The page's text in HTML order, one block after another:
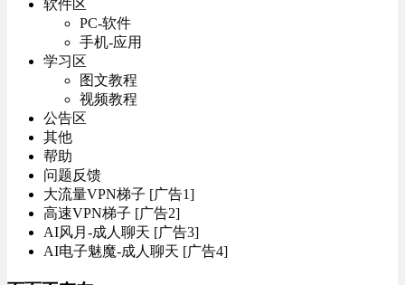
软件区
PC-软件
手机-应用
学习区
图文教程
视频教程
公告区
其他
帮助
问题反馈
大流量VPN梯子 [广告1]
高速VPN梯子 [广告2]
AI风月-成人聊天 [广告3]
AI电子魅魔-成人聊天 [广告4]